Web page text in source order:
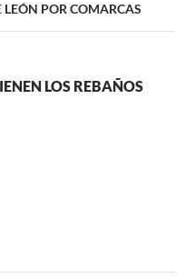
LEÓN POR COMARCAS
LOS REBAÑOS